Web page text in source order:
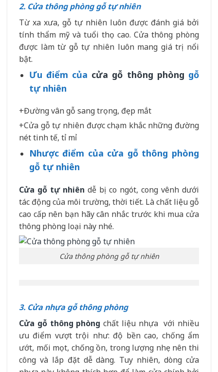
2. Cửa thông phòng gỗ tự nhiên
Từ xa xưa, gỗ tự nhiên luôn được đánh giá bởi
tính thẩm mỹ và tuổi thọ cao. Cửa thông phòng
được làm từ gỗ tự nhiên luôn mang giá trị nổi
bật.
Ưu điểm của cửa gỗ thông phòng gỗ
tự nhiên
+Đường vân gỗ sang trọng, đẹp mắt
+Cửa gỗ tự nhiên được chạm khắc những đường
nét tinh tế, tỉ mỉ
Nhược điểm của cửa gỗ thông phòng
gỗ tự nhiên
Cửa gỗ tự nhiên dễ bị co ngót, cong vênh dưới
tác động của môi trường, thời tiết. Là chất liệu gỗ
cao cấp nên bạn hãy cân nhắc trước khi mua cửa
thông phòng loại này nhé.
Cửa thông phòng gỗ tự nhiên
3. Cửa nhựa gỗ thông phòng
Cửa gỗ thông phòng chất liệu nhựa với nhiều
ưu điểm vượt trội như: độ bền cao, chống ẩm
ướt, mối mọt, chống ồn, trong lượng nhẹ nên thi
công và lắp đặt dễ dàng. Tuy nhiên, dòng cửa